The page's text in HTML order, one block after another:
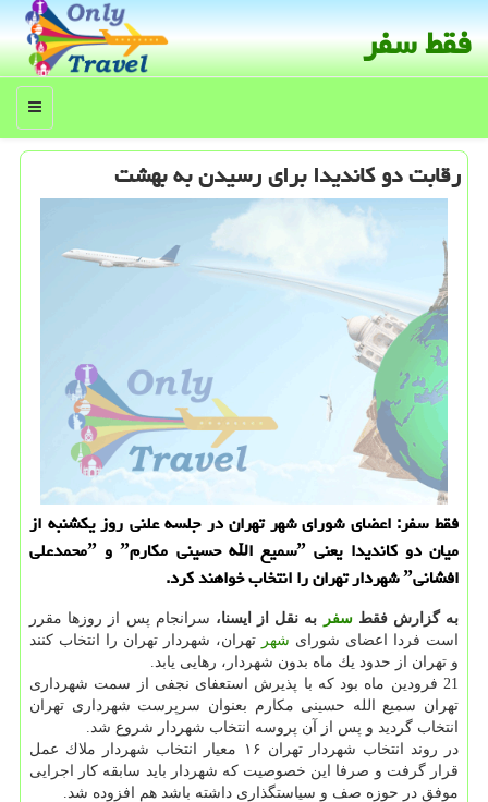
فقط سفر
منو
رقابت دو كاندیدا برای رسیدن به بهشت
فقط سفر: اعضای شورای شهر تهران در جلسه علنی روز یكشنبه از
میان دو كاندیدا یعنی ˮسمیع الله حسینی مكارمˮ و ˮمحمدعلی
افشانیˮ شهردار تهران را انتخاب خواهند كرد.
به گزارش فقطسفر به نقل از ایسنا، سرانجام پس از روزها مقرر
است فردا اعضای شورای شهر تهران، شهردار تهران را انتخاب كنند
و تهران از حدود یك ماه بدون شهردار، رهایی یابد.
21 فرودین ماه بود كه با پذیرش استعفای نجفی از سمت شهرداری
تهران سمیع الله حسینی مكارم بعنوان سرپرست شهرداری تهران
انتخاب گردید و پس از آن پروسه انتخاب شهردار شروع شد.
در روند انتخاب شهردار تهران ۱۶ معیار انتخاب شهردار ملاك عمل
قرار گرفت و صرفا این خصوصیت كه شهردار باید سابقه كار اجرایی
موفق در حوزه صف و سیاستگذاری داشته باشد هم افزوده شد.